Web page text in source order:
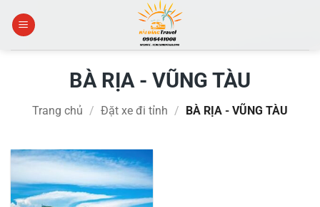
BÀ RỊA - VŨNG TÀU
Trang chủ / Đặt xe đi tỉnh / BÀ RỊA - VŨNG TÀU